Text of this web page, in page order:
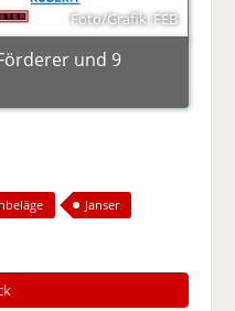
Foto/Grafik: FEB
und 9
Janser